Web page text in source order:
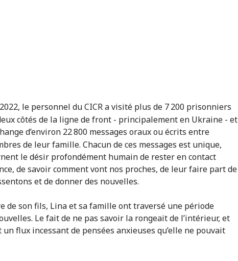
le personnel du CICR a visité plus de 7200 prisonniers
côtés de la ligne de front - principalement en Ukraine - et
d’environ 22800 messages oraux ou écrits entre
de leur famille. Chacun de ces messages est unique,
le désir profondément humain de rester en contact
de savoir comment vont nos proches, de leur faire part de
et de donner des nouvelles.
de son fils, Lina et sa famille ont traversé une période
Le fait de ne pas savoir la rongeait de l’intérieur, et
flux incessant de pensées anxieuses qu’elle ne pouvait